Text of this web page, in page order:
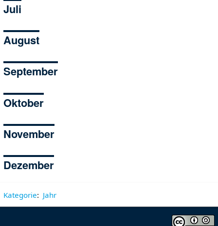
Juli
August
September
Oktober
November
Dezember
Kategorie: Jahr